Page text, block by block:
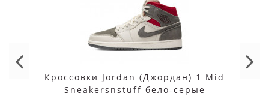
Кроссовки Jordan (Джордан) 1 Mid
Sneakersnstuff бело-серые